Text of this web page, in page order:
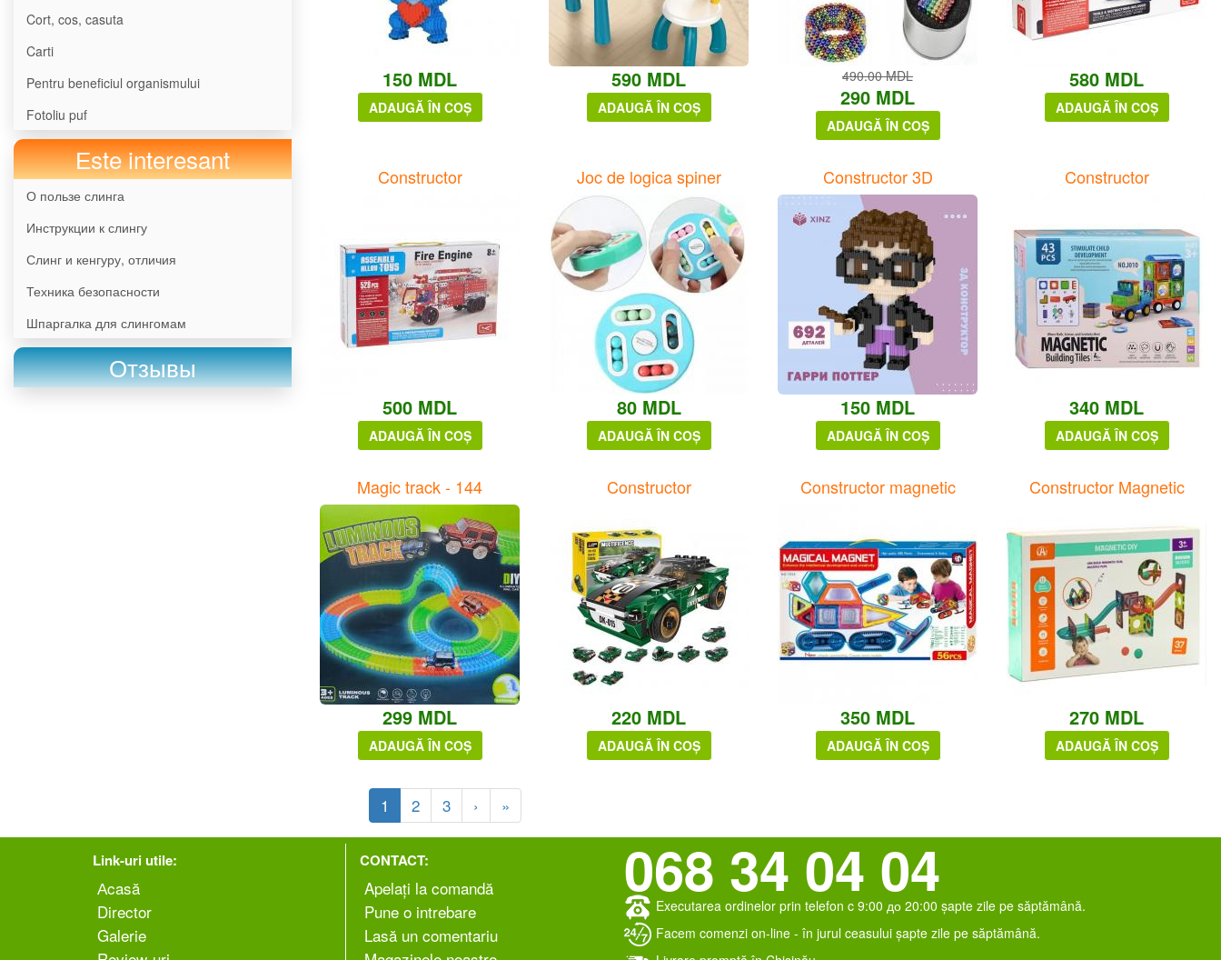
Cort, cos, casuta
Carti
Pentru beneficiul organismului
Fotoliu puf
Еste interesant
О пользе слинга
Инструкции к слингу
Слинг и кенгуру, отличия
Техника безопасности
Шпаргалка для слингомам
Отзывы
150 MDL
ADAUGĂ ÎN COȘ
590 MDL
ADAUGĂ ÎN COȘ
490.00 MDL
290 MDL
ADAUGĂ ÎN COȘ
580 MDL
ADAUGĂ ÎN COȘ
Constructor
500 MDL
ADAUGĂ ÎN COȘ
Joc de logica spiner
80 MDL
ADAUGĂ ÎN COȘ
Constructor 3D
150 MDL
ADAUGĂ ÎN COȘ
Constructor
340 MDL
ADAUGĂ ÎN COȘ
Magic track - 144
299 MDL
ADAUGĂ ÎN COȘ
Constructor
220 MDL
ADAUGĂ ÎN COȘ
Constructor magnetic
350 MDL
ADAUGĂ ÎN COȘ
Constructor Magnetic
270 MDL
ADAUGĂ ÎN COȘ
1 2 3 › »
Link-uri utile:
Аcasă
Director
Galerie
CONTACT:
Apelați la comandă
Pune o intrebare
Lasă un comentariu
068 34 04 04
Executarea ordinelor prin telefon c 9:00 до 20:00 șapte zile pe săptămână.
Facem comenzi on-line - în jurul ceasului șapte zile pe săptămână.